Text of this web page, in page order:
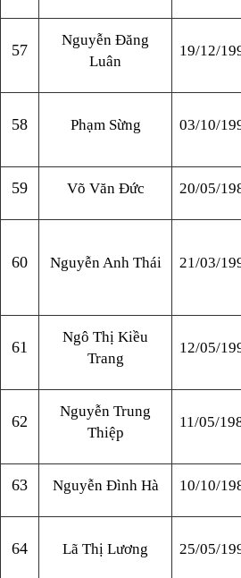
57
Nguyễn Đăng
Luân
19/12/
58 Phạm Sừng 03/10/
59 Võ Văn Đức 20/05/
60 Nguyễn Anh Thái 21/03/
61
Ngô Thị Kiều
Trang
12/05/
62
Nguyễn Trung
Thiệp
11/05/
63 Nguyễn Đình Hà 10/10/
64 Lã Thị Lương 25/05/